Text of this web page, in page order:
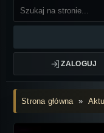
ZALOGUJ
Strona główna»